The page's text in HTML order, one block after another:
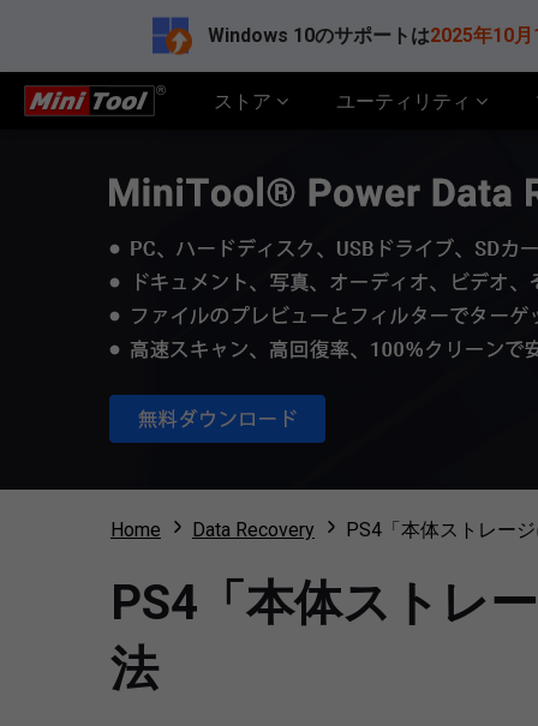
Windows 10のサポートは2025年10月
ストア ユーティリティ
Home Data Recovery PS4「本体ストレー
PS4「本体ストレ
法